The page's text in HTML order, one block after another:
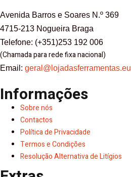
Avenida Barros e Soares N.º 369
4715-213 Nogueira Braga
Telefone: (+351)253 192 006
(Chamada para rede fixa nacional)
Email: geral@lojadasferramentas.eu
Informações
Sobre nós
Contactos
Política de Privacidade
Termos e Condições
Resolução Alternativa de Litígios